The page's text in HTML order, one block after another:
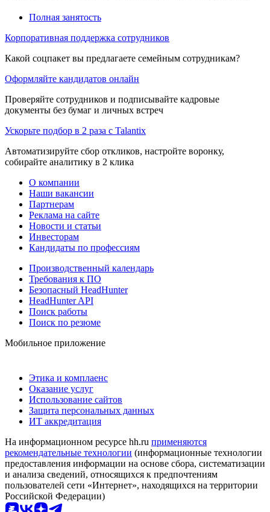
Полная занятость
Корпоративная поддержка сотрудников
Какой соцпакет вы предлагаете семейным сотрудникам?
Оформляйте кандидатов онлайн
Проверяйте сотрудников и подписывайте кадровые
документы без бумаг и личных встреч
Ускорьте подбор в 2 раза с Talantix
Автоматизируйте сбор откликов, настройте воронку,
собирайте аналитику в 2 клика
О компании
Наши вакансии
Партнерам
Реклама на сайте
Новости и статьи
Инвесторам
Кандидаты по профессиям
Производственный календарь
Требования к ПО
Безопасный HeadHunter
HeadHunter API
Поиск работы
Поиск по резюме
Мобильное приложение
Этика и комплаенс
Оказание услуг
Использование сайтов
Защита персональных данных
ИТ аккредитация
На информационном ресурсе hh.ru применяются
рекомендательные технологии (информационные технологии
предоставления информации на основе сбора, систематизации
и анализа сведений, относящихся к предпочтениям
пользователей сети «Интернет», находящихся на территории
Российской Федерации)